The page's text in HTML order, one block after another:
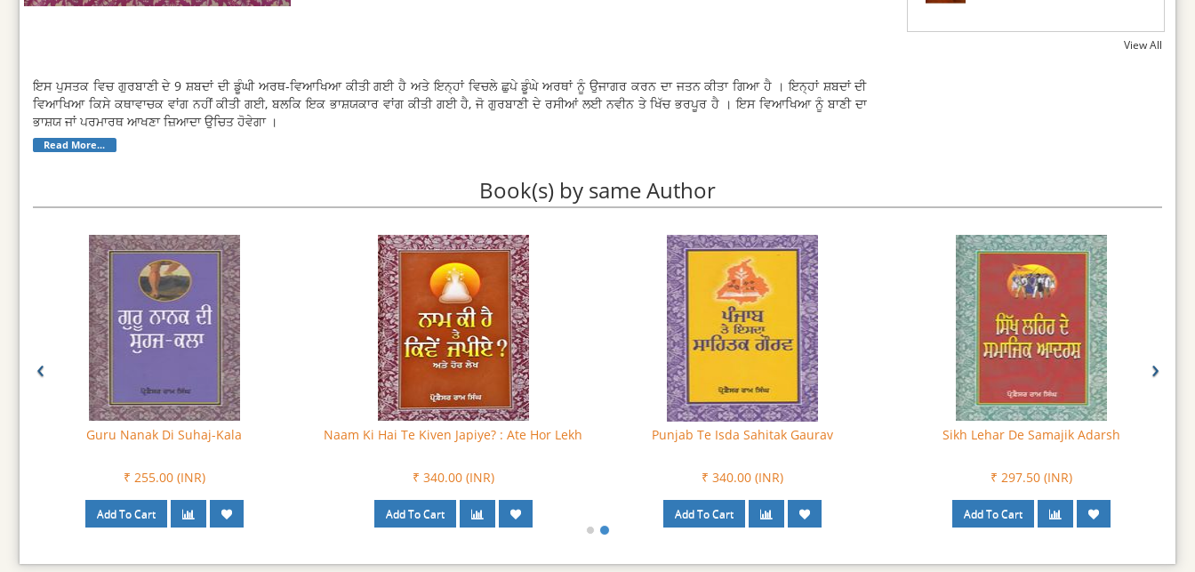
ਇਸ ਪੁਸਤਕ ਵਿਚ ਗੁਰਬਾਣੀ ਦੇ 9 ਸ਼ਬਦਾਂ ਦੀ ਡੂੰਘੀ ਅਰਥ-ਵਿਆਖਿਆ ਕੀਤੀ ਗਈ ਹੈ ਅਤੇ ਇਨ੍ਹਾਂ ਵਿਚਲੇ ਛੁਪੇ ਡੂੰਘੇ ਅਰਥਾਂ ਨੂੰ ਉਜਾਗਰ ਕਰਨ ਦਾ ਜਤਨ ਕੀਤਾ ਗਿਆ ਹੈ । ਇਨ੍ਹਾਂ ਸ਼ਬਦਾਂ ਦੀ
ਵਿਆਖਿਆ ਕਿਸੇ ਕਥਾਵਾਚਕ ਵਾਂਗ ਨਹੀਂ ਕੀਤੀ ਗਈ, ਬਲਕਿ ਇਕ ਭਾਸ਼ਯਕਾਰ ਵਾਂਗ ਕੀਤੀ ਗਈ ਹੈ, ਜੋ ਗੁਰਬਾਣੀ ਦੇ ਰਸੀਆਂ ਲਈ ਨਵੀਨ ਤੇ ਖਿੱਚ ਭਰਪੂਰ ਹੈ । ਇਸ ਵਿਆਖਿਆ ਨੂੰ ਬਾਣੀ ਦਾ
ਭਾਸ਼ਯ ਜਾਂ ਪਰਮਾਰਥ ਆਖਣਾ ਜ਼ਿਆਦਾ ਉਚਿਤ ਹੋਵੇਗਾ ।
Read More...
View All
Book(s) by same Author
Guru Nanak Di Suhaj-Kala
₹ 255.00 (INR)
Naam Ki Hai Te Kiven Japiye? : Ate Hor Lekh
₹ 340.00 (INR)
Punjab Te Isda Sahitak Gaurav
₹ 340.00 (INR)
Sikh Lehar De Samajik Adarsh
₹ 297.50 (INR)
‹ ›